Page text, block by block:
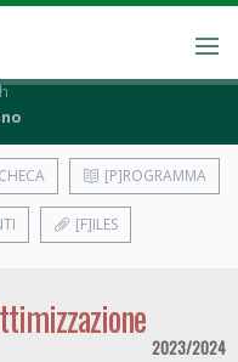
[P]ROGRAMMA
[F]ILES
2023/2024